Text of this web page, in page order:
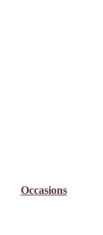
Occasions